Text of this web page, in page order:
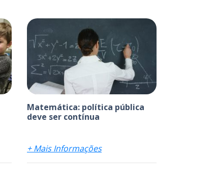
Matemática: política pública
deve ser contínua
+ Mais Informações